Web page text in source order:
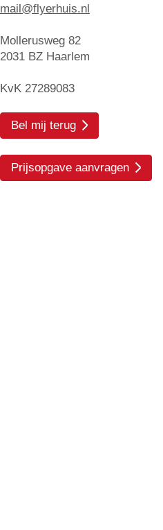
mail@flyerhuis.nl
Mollerusweg 82
2031 BZ Haarlem
KvK 27289083
Bel mij terug
Prijsopgave aanvragen